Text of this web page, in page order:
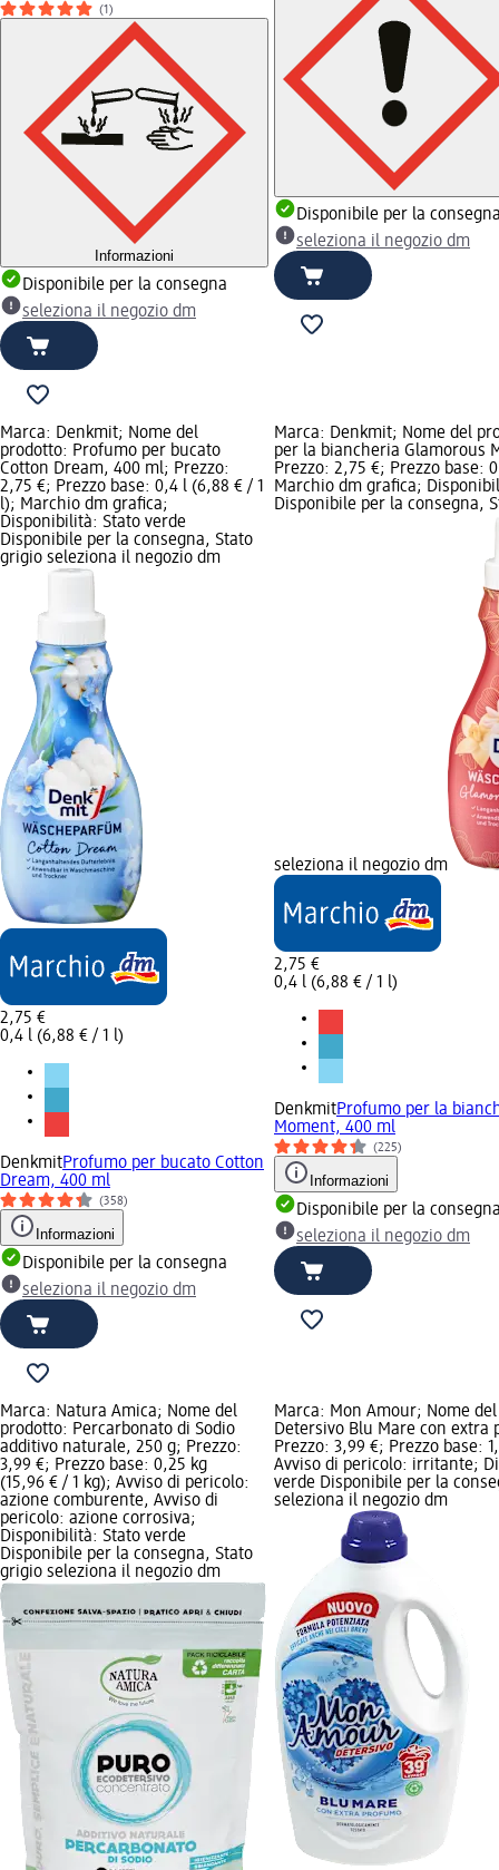
(1)
Informazioni
Disponibile per la consegna
seleziona il negozio dm
Disponibile per la
seleziona il negozio dm
Marca: Denkmit; Nome del
prodotto: Profumo per bucato
Cotton Dream, 400 ml; Prezzo:
2,75 €; Prezzo base: 0,4 l (6,88 € / 1
l); Marchio dm grafica;
Disponibilità: Stato verde
Disponibile per la consegna, Stato
grigio seleziona il negozio dm
2,75 €
0,4 l (6,88 € / 1 l)
DenkmitProfumo per bucato Cotton
Dream, 400 ml
(358)
Informazioni
Disponibile per la consegna
seleziona il negozio dm
Marca: Denkmit; Nome del
per la biancheria Glamorous
Prezzo: 2,75 €; Prezzo base:
Marchio dm grafica;
Disponibile per la consegna,
seleziona il negozio dm
2,75 €
0,4 l (6,88 € / 1 l)
DenkmitProfumo per la
Moment, 400 ml
(225)
Informazioni
Disponibile per la
seleziona il negozio dm
Marca: Natura Amica; Nome del
prodotto: Percarbonato di Sodio
additivo naturale, 250 g; Prezzo:
3,99 €; Prezzo base: 0,25 kg
(15,96 € / 1 kg); Avviso di pericolo:
azione comburente, Avviso di
pericolo: azione corrosiva;
Disponibilità: Stato verde
Disponibile per la consegna, Stato
grigio seleziona il negozio dm
Marca: Mon Amour; Nome
Detersivo Blu Mare con extra
Prezzo: 3,99 €; Prezzo base:
Avviso di pericolo: irritante;
verde Disponibile per la
seleziona il negozio dm